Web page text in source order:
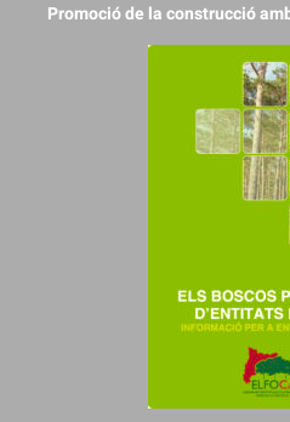
Promoció de la construcció